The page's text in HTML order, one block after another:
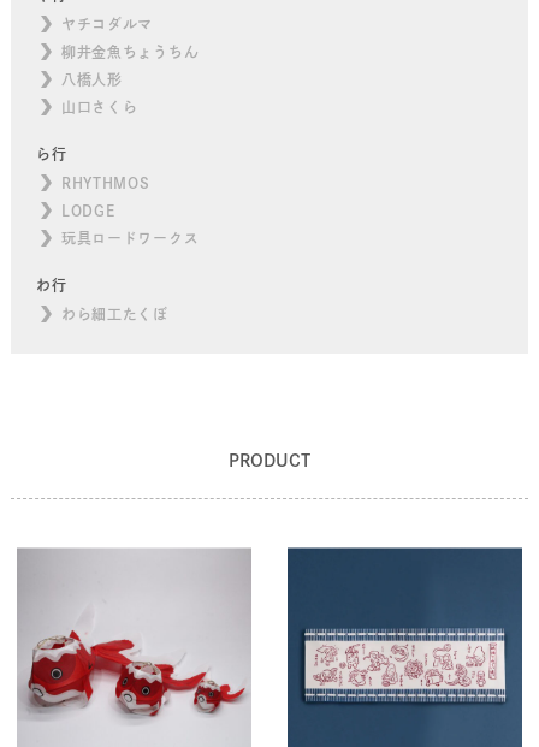
ヤチコダルマ
柳井金魚ちょうちん
八橋人形
山口さくら
ら行
RHYTHMOS
LODGE
玩具ロードワークス
わ行
わら細工たくぼ
PRODUCT